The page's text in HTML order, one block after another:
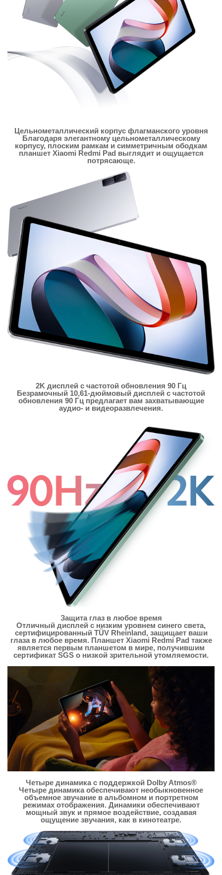
Цельнометаллический корпус флагманского уровня
Благодаря элегантному цельнометаллическому
корпусу, плоским рамкам и симметричным ободкам
планшет Xiaomi Redmi Pad выглядит и ощущается
потрясающе.
2K дисплей с частотой обновления 90 Гц
Безрамочный 10,61-дюймовый дисплей с частотой
обновления 90 Гц предлагает вам захватывающие
аудио- и видеоразвлечения.
Защита глаз в любое время
Отличный дисплей с низким уровнем синего света,
сертифицированный TÜV Rheinland, защищает ваши
глаза в любое время. Планшет Xiaomi Redmi Pad также
является первым планшетом в мире, получившим
сертификат SGS о низкой зрительной утомляемости.
Четыре динамика с поддержкой Dolby Atmos®
Четыре динамика обеспечивают необыкновенное
объемное звучание в альбомном и портретном
режимах отображения. Динамики обеспечивают
мощный звук и прямое воздействие, создавая
ощущение звучания, как в кинотеатре.